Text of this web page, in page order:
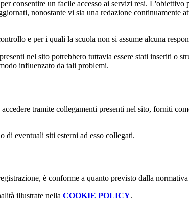
consentire un facile accesso ai servizi resi. L'obiettivo
nonostante vi sia una redazione continuamente
e per i quali la scuola non si assume alcuna
nel sito potrebbero tuttavia essere stati inseriti o
influenzato da tali problemi.
tramite collegamenti presenti nel sito, forniti
di eventuali siti esterni ad esso collegati.
è conforme a quanto previsto dalla
illustrate nella COOKIE POLICY.